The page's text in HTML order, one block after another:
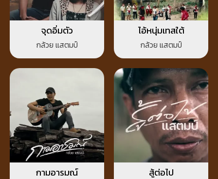
จุดอิ่มตัว
กล้วย แสตมป์
ไอ้หนุ่มเทสใต้
กล้วย แสตมป์
กามอารมณ์ สู้ต่อไป